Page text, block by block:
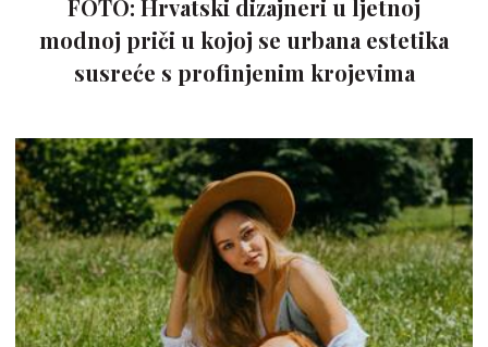
FOTO: Hrvatski dizajneri u ljetnoj
modnoj priči u kojoj se urbana estetika
susreće s profinjenim krojevima